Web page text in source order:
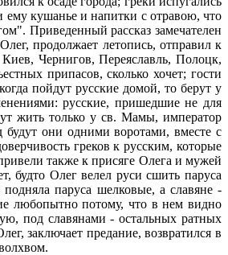
ему кушанье и напитки с отравою, что
Приведенный рассказ замечателен
продолжает летопись, отправил к
Чернигов, Переяславль, Полоцк,
припасов, сколько хочет; гости
пойдут русские домой, то берут у
русские, пришедшие не для
жить только у св. Мамы, император
будут они одними воротами, вместе с
греков к русским, которые
также к присяге Олега и мужей
будто Олег велел руси сшить паруса
паруса шелковые, а славяне -
любопытно потому, что в нем видно
под славянами - остальных ратных
заключает предание, возвратился в